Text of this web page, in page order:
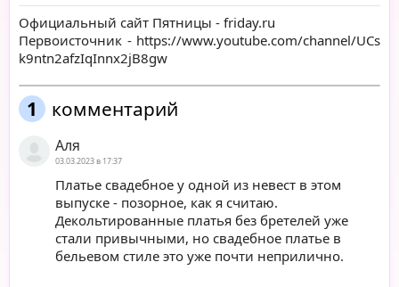
Официальный сайт Пятницы - friday.ru
Первоисточник - https://www.youtube.com/channel/UCs
k9ntn2afzIqInnx2jB8gw
1 комментарий
Аля
03.03.2023 в 17:37
Платье свадебное у одной из невест в этом
выпуске - позорное, как я считаю.
Декольтированные платья без бретелей уже
стали привычными, но свадебное платье в
бельевом стиле это уже почти неприлично.